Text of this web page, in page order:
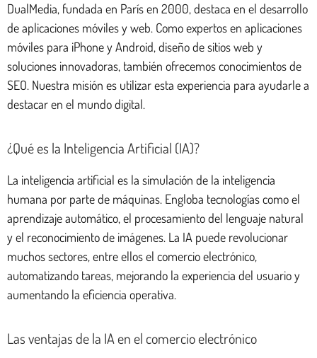
DualMedia, fundada en París en 2000, destaca en el desarrollo
de aplicaciones móviles y web. Como expertos en aplicaciones
móviles para iPhone y Android, diseño de sitios web y
soluciones innovadoras, también ofrecemos conocimientos de
SEO. Nuestra misión es utilizar esta experiencia para ayudarle a
destacar en el mundo digital.
¿Qué es la Inteligencia Artificial (IA)?
La inteligencia artificial es la simulación de la inteligencia
humana por parte de máquinas. Engloba tecnologías como el
aprendizaje automático, el procesamiento del lenguaje natural
y el reconocimiento de imágenes. La IA puede revolucionar
muchos sectores, entre ellos el comercio electrónico,
automatizando tareas, mejorando la experiencia del usuario y
aumentando la eficiencia operativa.
Las ventajas de la IA en el comercio electrónico